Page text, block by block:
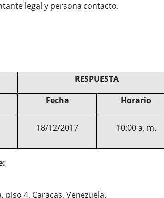
legal y persona contacto.
RESPUESTA
Fecha
Horario
18/12/2017 10:00 a. m.
4, Caracas, Venezuela.